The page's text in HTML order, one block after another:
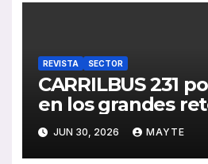
REVISTA SECTOR
CARRILBUS 231
en los grandes
transporte urbano
JUN 30, 2026 MAYTE